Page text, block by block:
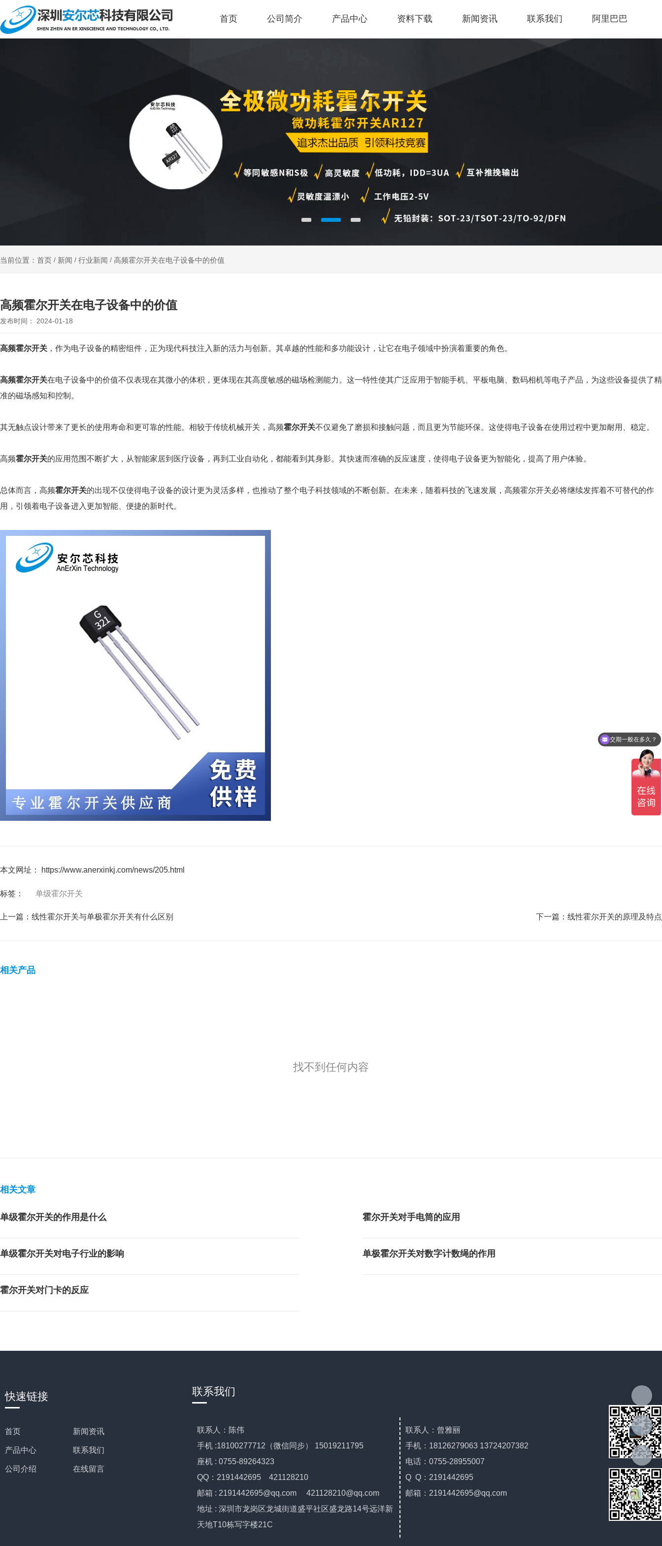
首页 公司简介 产品中心 资料下载 新闻资讯 联系我们 阿里巴巴
当前位置：首页 / 新闻 / 行业新闻 / 高频霍尔开关在电子设备中的价值
高频霍尔开关在电子设备中的价值
发布时间： 2024-01-18
高频霍尔开关 ，作为电子设备的精密组件，正为现代科技注入新的活力与创新。其卓越的性能和多功能设计，让它在电子领域中扮演着重要的角色。
高频霍尔开关在电子设备中的价值不仅表现在其微小的体积，更体现在其高度敏感的磁场检测能力。这一特性使其广泛应用于智能手机、平板电脑、数码相机等电子产品，为这些设备提供了精
准的磁场感知和控制。
其无触点设计带来了更长的使用寿命和更可靠的性能。相较于传统机械开关，高频霍尔开关不仅避免了磨损和接触问题，而且更为节能环保。这使得电子设备在使用过程中更加耐用、稳定。
高频霍尔开关的应用范围不断扩大，从智能家居到医疗设备，再到工业自动化，都能看到其身影。其快速而准确的反应速度，使得电子设备更为智能化，提高了用户体验。
总体而言，高频霍尔开关的出现不仅使得电子设备的设计更为灵活多样，也推动了整个电子科技领域的不断创新。在未来，随着科技的飞速发展，高频霍尔开关必将继续发挥着不可替代的作
用，引领着电子设备进入更加智能、便捷的新时代。
本文网址： https://www.anerxinkj.com/news/205.html
标签： 单级霍尔开关
上一篇： 线性霍尔开关与单极霍尔开关有什么区别 下一篇： 线性霍尔开关的原理及特点
相关产品
找不到任何内容
相关文章
单级霍尔开关的作用是什么 霍尔开关对手电筒的应用
单级霍尔开关对电子行业的影响 单极霍尔开关对数字计数绳的作用
霍尔开关对门卡的反应
快速链接
首页
产品中心
公司介绍
新闻资讯
联系我们
在线留言
联系我们
联系人：陈伟
手机 :18100277712（微信同步） 15019211795
座机 : 0755-89264323
QQ：2191442695 421128210
邮箱 : 2191442695@qq.com421128210@qq.com
地址 : 深圳市龙岗区龙城街道盛平社区盛龙路14号远洋新
天地T10栋写字楼21C
联系人：曾雅丽
手机：18126279063 13724207382
电话：0755-28955007
Q Q：2191442695
邮箱：2191442695@qq.com
交期一般在多久？